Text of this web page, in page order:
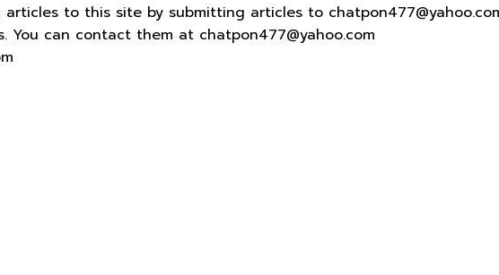
to this site by submitting articles to
You can contact them at chatpon477@yahoo.com